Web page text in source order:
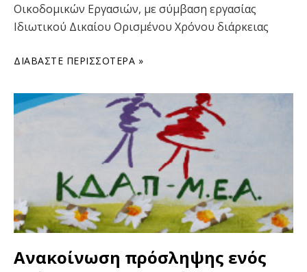
Οικοδομικών Εργασιών, με σύμβαση εργασίας
Ιδιωτικού Δικαίου Ορισμένου Χρόνου διάρκειας
ΔΙΑΒΆΣΤΕ ΠΕΡΙΣΣΌΤΕΡΑ »
Ανακοίνωση πρόσληψης ενός